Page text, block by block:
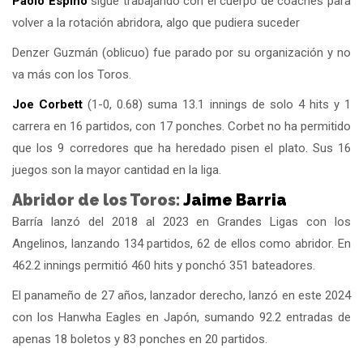
volver a la rotación abridora, algo que pudiera suceder
Denzer Guzmán (oblicuo) fue parado por su organización y no
va más con los Toros.
Joe Corbett (1-0, 0.68) suma 13.1 innings de solo 4 hits y 1
carrera en 16 partidos, con 17 ponches. Corbet no ha permitido
que los 9 corredores que ha heredado pisen el plato. Sus 16
juegos son la mayor cantidad en la liga.
Abridor de los Toros: Jaime Barria
Barría lanzó del 2018 al 2023 en Grandes Ligas con los
Angelinos, lanzando 134 partidos, 62 de ellos como abridor. En
462.2 innings permitió 460 hits y ponchó 351 bateadores.
El panameño de 27 años, lanzador derecho, lanzó en este 2024
con los Hanwha Eagles en Japón, sumando 92.2 entradas de
apenas 18 boletos y 83 ponches en 20 partidos.